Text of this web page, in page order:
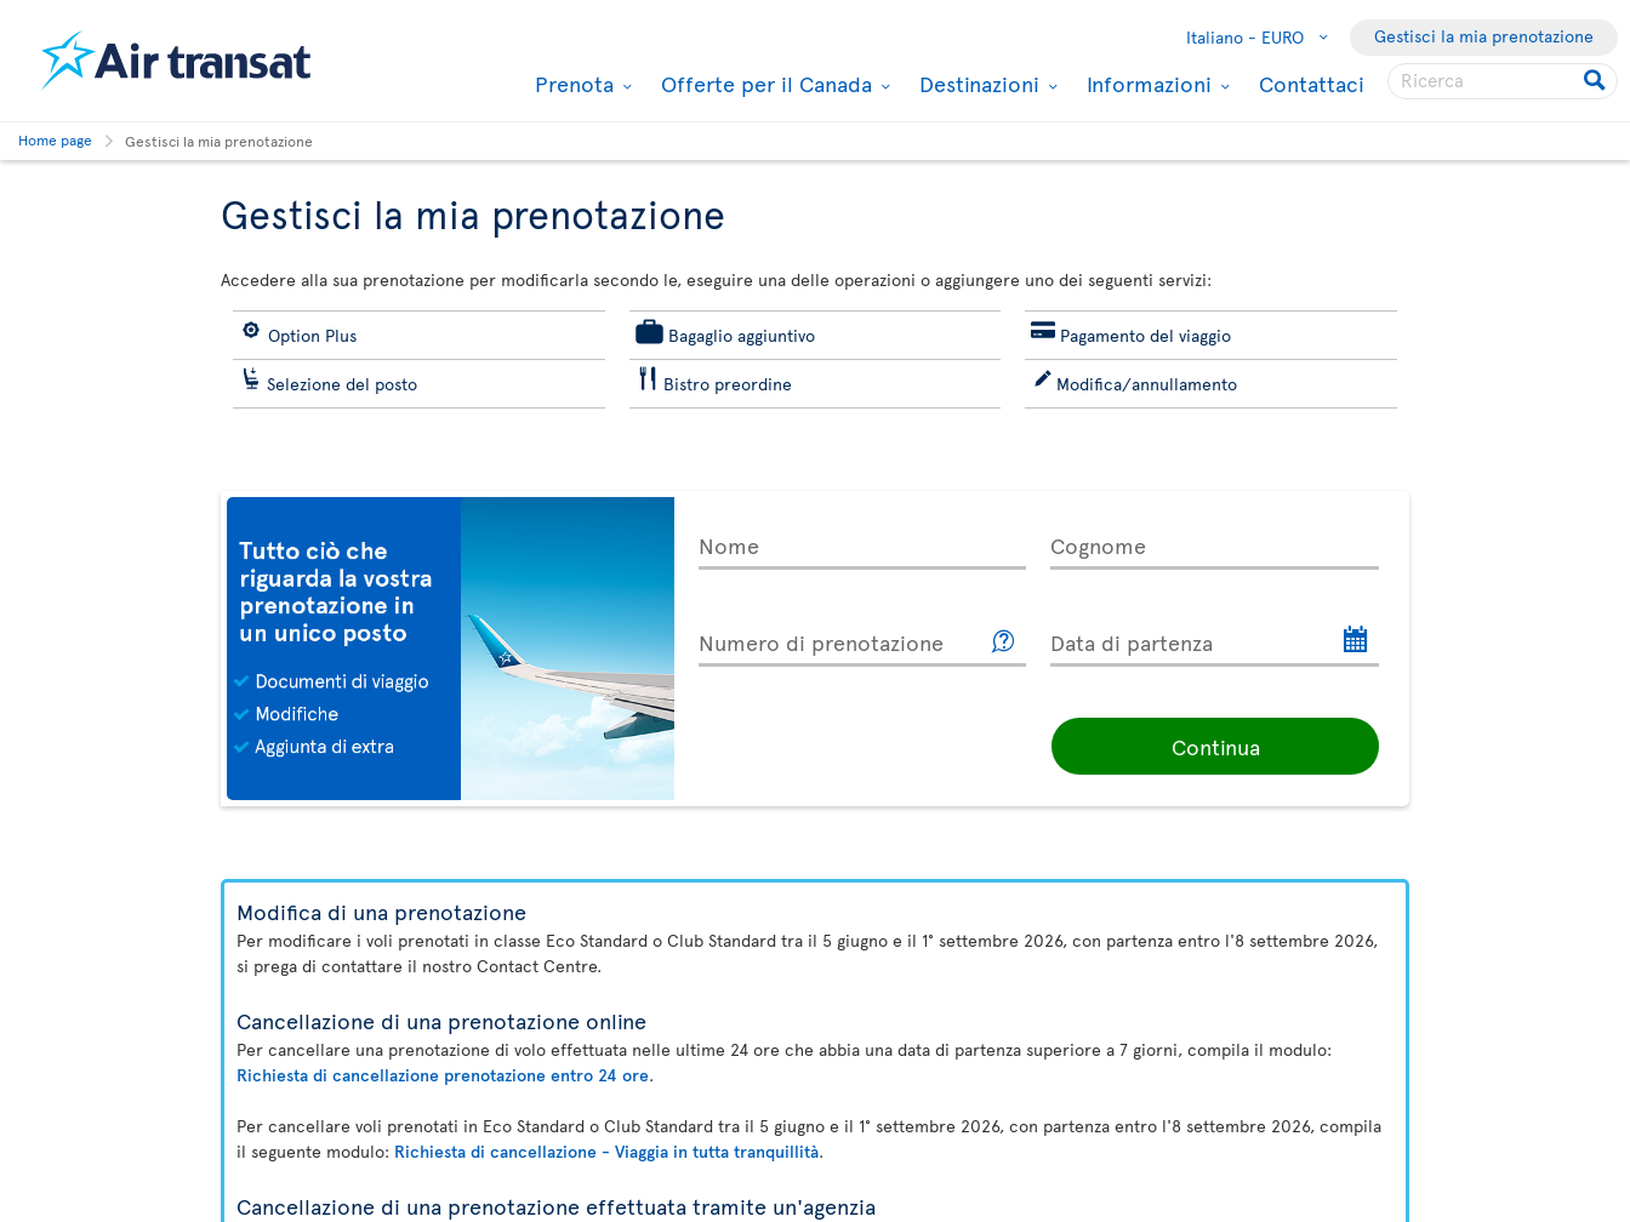
Italiano - EURO Gestisci la mia prenotazione
Prenota Offerte per il Canada Destinazioni Informazioni Contattaci
Home page Gestisci la mia prenotazione
Gestisci la mia prenotazione
Accedere alla sua prenotazione per modificarla secondo le, eseguire una delle operazioni o aggiungere uno dei seguenti servizi:
Option Plus Bagaglio aggiuntivo Pagamento del viaggio
Selezione del posto Bistro preordine Modifica/annullamento
Nome Cognome
Numero di prenotazione Data di partenza
Continua
Modifica di una prenotazione
Per modificare i voli prenotati in classe Eco Standard o Club Standard tra il 5 giugno e il 1° settembre 2026, con partenza entro l'8 settembre 2026,
si prega di contattare il nostro Contact Centre.
Cancellazione di una prenotazione online
Per cancellare una prenotazione di volo effettuata nelle ultime 24 ore che abbia una data di partenza superiore a 7 giorni, compila il modulo:
Richiesta di cancellazione prenotazione entro 24 ore.
Per cancellare voli prenotati in Eco Standard o Club Standard tra il 5 giugno e il 1° settembre 2026, con partenza entro l'8 settembre 2026, compila
il seguente modulo: Richiesta di cancellazione - Viaggia in tutta tranquillità.
Cancellazione di una prenotazione effettuata tramite un'agenzia